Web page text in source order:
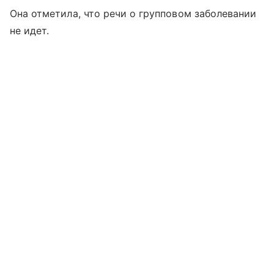
Она отметила, что речи о групповом заболевании
не идет.